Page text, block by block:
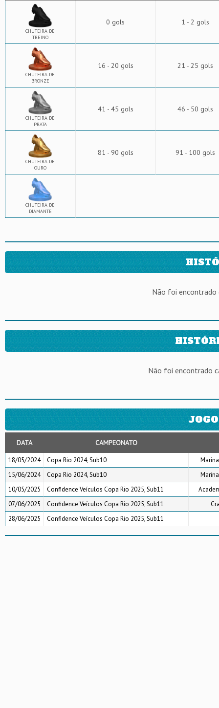
CHUTEIRA DE
TREINO
0 gols 1 - 2 gols
CHUTEIRA DE
BRONZE
16 - 20 gols 21 - 25 gols
CHUTEIRA DE
PRATA
41 - 45 gols 46 - 50 gols
CHUTEIRA DE
OURO
81 - 90 gols 91 - 100 gols
CHUTEIRA DE
DIAMANTE
Não foi encontrado
Não foi encontrado
DATA CAMPEONATO
18/05/2024 Copa Rio 2024, Sub10
15/06/2024
Copa Rio 2024, Sub10
10/05/2025
Confidence Veículos Copa Rio 2025, Sub11
07/06/2025
Confidence Veículos Copa Rio 2025, Sub11
28/06/2025
Confidence Veículos Copa Rio 2025, Sub11